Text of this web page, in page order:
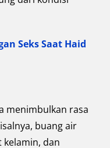
Seks Saat Haid
menimbulkan rasa
buang air
kelamin, dan